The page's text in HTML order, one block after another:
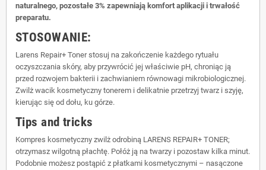
naturalnego, pozostałe 3% zapewniają komfort aplikacji i trwałość
preparatu.
STOSOWANIE:
Larens Repair+ Toner stosuj na zakończenie każdego rytuału
oczyszczania skóry, aby przywrócić jej właściwie pH, chroniąc ją
przed rozwojem bakterii i zachwianiem równowagi mikrobiologicznej.
Zwilż wacik kosmetyczny tonerem i delikatnie przetrzyj twarz i szyję,
kierując się od dołu, ku górze.
Tips and tricks
Kompres kosmetyczny zwilż odrobiną LARENS REPAIR+ TONER;
otrzymasz wilgotną płachtę. Połóż ją na twarzy i pozostaw kilka minut.
Podobnie możesz postąpić z płatkami kosmetycznymi – nasączone